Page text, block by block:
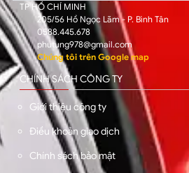
TP HỒ CHÍ MINH
205/56 Hồ Ngọc Lãm - P. Bình Tân
0588.445.678
phutung978@gmail.com
Chúng tôi trên Google map
CHÍNH SÁCH CÔNG TY
Giới thiệu công ty
Điều khoản giao dịch
Chính sách bảo mật